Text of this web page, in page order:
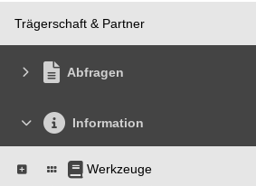
Trägerschaft & Partner
Abfragen
Information
Werkzeuge